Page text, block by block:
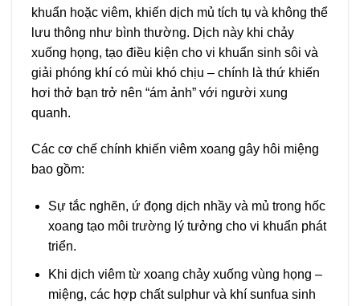
khuẩn hoặc viêm, khiến dịch mủ tích tụ và không thể
lưu thông như bình thường. Dịch này khi chảy
xuống họng, tạo điều kiện cho vi khuẩn sinh sôi và
giải phóng khí có mùi khó chịu – chính là thứ khiến
hơi thở bạn trở nên “ám ảnh” với người xung
quanh.
Các cơ chế chính khiến viêm xoang gây hôi miệng
bao gồm:
Sự tắc nghẽn, ứ đọng dịch nhầy và mủ trong hốc
xoang tạo môi trường lý tưởng cho vi khuẩn phát
triển.
Khi dịch viêm từ xoang chảy xuống vùng họng –
miệng, các hợp chất sulphur và khí sunfua sinh